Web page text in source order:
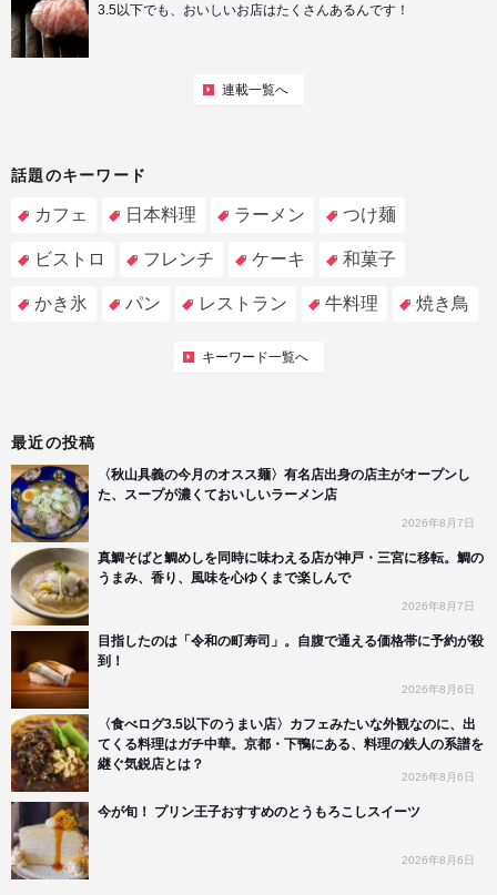
3.5以下でも、おいしいお店はたくさんあるんです！
連載一覧へ
話題のキーワード
カフェ 日本料理 ラーメン つけ麺
ビストロ フレンチ ケーキ 和菓子
かき氷 パン レストラン 牛料理 焼き鳥
キーワード一覧へ
最近の投稿
〈秋山具義の今月のオスス麺〉有名店出身の店主がオープンし
た、スープが濃くておいしいラーメン店
2026年8月7日
真鯛そばと鯛めしを同時に味わえる店が神戸・三宮に移転。鯛の
うまみ、香り、風味を心ゆくまで楽しんで
2026年8月7日
目指したのは「令和の町寿司」。自腹で通える価格帯に予約が殺
到！
2026年8月6日
〈食べログ3.5以下のうまい店〉カフェみたいな外観なのに、出
てくる料理はガチ中華。京都・下鴨にある、料理の鉄人の系譜を
継ぐ気鋭店とは？
2026年8月6日
今が旬！ プリン王子おすすめのとうもろこしスイーツ
2026年8月6日